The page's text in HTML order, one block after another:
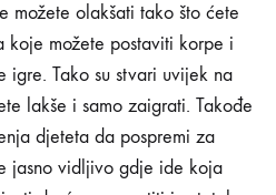
možete olakšati tako što ćete
možete postaviti korpe i
igre. Tako su stvari uvijek na
lakše i samo zaigrati. Takođe
djeteta da pospremi za
jasno vidljivo gdje ide koja